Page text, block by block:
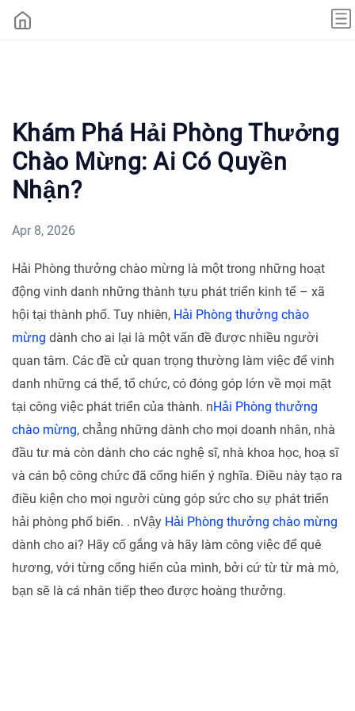
Khám Phá Hải Phòng Thưởng
Chào Mừng: Ai Có Quyền
Nhận?
Apr 8, 2026
Hải Phòng thưởng chào mừng là một trong những hoạt
động vinh danh những thành tựu phát triển kinh tế – xã
hội tại thành phố. Tuy nhiên, Hải Phòng thưởng chào
mừng dành cho ai lại là một vấn đề được nhiều người
quan tâm. Các đề cử quan trọng thường làm việc để vinh
danh những cá thể, tổ chức, có đóng góp lớn về mọi mặt
tại công việc phát triển của thành. nHải Phòng thưởng
chào mừng, chẳng những dành cho mọi doanh nhân, nhà
đầu tư mà còn dành cho các nghệ sĩ, nhà khoa học, hoạ sĩ
và cán bộ công chức đã cống hiến ý nghĩa. Điều này tạo ra
điều kiện cho mọi người cùng góp sức cho sự phát triển
hải phòng phố biển. . nVậy Hải Phòng thưởng chào mừng
dành cho ai? Hãy cố gắng và hãy làm công việc để quê
hương, với từng cống hiến của mình, bởi cứ từ từ mà mò,
bạn sẽ là cá nhân tiếp theo được hoàng thưởng.